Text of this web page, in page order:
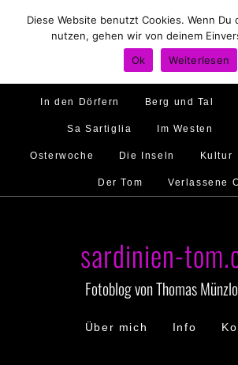
Hirtenland Traumstrände
Golfo di Orosei Im Norden
Murales Ambiente
In den Dörfern Berg und Tal
Sa Sartiglia Im Westen
Osterwoche Die Inseln Kultur
Der Tom Verlassene
sardinien-
Fotoblog von Thomas
Über mich Info
Diese Website benutzt Cookies. Wenn Du
nutzen, gehen wir von deinem
Ok
Weiterlesen